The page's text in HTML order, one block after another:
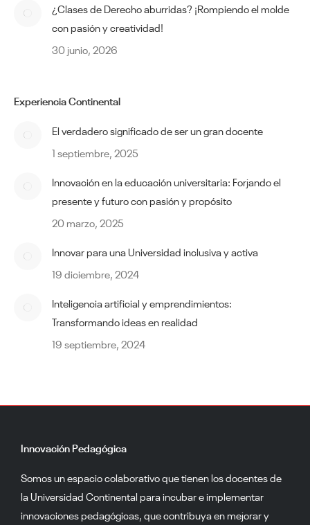
¿Clases de Derecho aburridas? ¡Rompiendo el molde
con pasión y creatividad!
30 junio, 2026
Experiencia Continental
El verdadero significado de ser un gran docente
1 septiembre, 2025
Innovación en la educación universitaria: Forjando el
presente y futuro con pasión y propósito
20 marzo, 2025
Innovar para una Universidad inclusiva y activa
19 diciembre, 2024
Inteligencia artificial y emprendimientos:
Transformando ideas en realidad
19 septiembre, 2024
Innovación Pedagógica
Somos un espacio colaborativo que tienen los docentes de
la Universidad Continental para incubar e implementar
innovaciones pedagógicas, que contribuya en mejorar y